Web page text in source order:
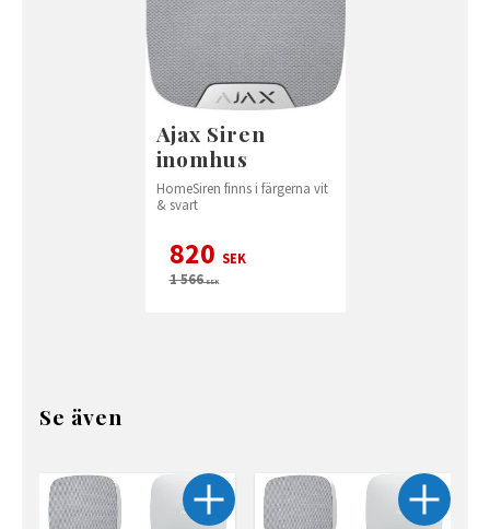
Ajax Siren
inomhus
HomeSiren finns i färgerna vit
& svart
820 SEK
1 566SEK
Se även